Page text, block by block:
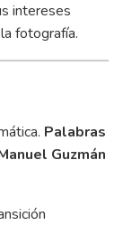
intereses
fotografía.
Palabras
Guzmán